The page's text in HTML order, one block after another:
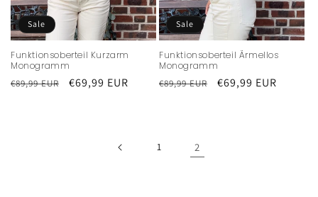
Sale
Funktionsoberteil Kurzarm
Monogramm
Normaler
€89,99 EUR Verkaufspreis
€69,99 EUR
Sale
Funktionsoberteil Ärmellos
Monogramm
Normaler
€89,99 EUR Verkaufspreis
€69,99 EUR
1 2